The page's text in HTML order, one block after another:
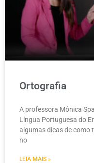
Ortografia
A professora Mônica
Língua Portuguesa do
algumas dicas de como
no
LEIA MAIS »